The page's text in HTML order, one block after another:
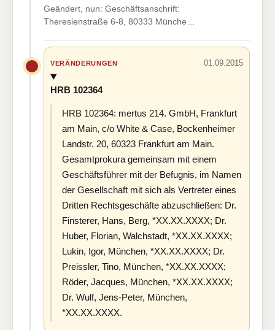
Geändert, nun: Geschäftsanschrift:
Theresienstraße 6-8, 80333 Münche…
VERÄNDERUNGEN 01.09.2015
HRB 102364
HRB 102364: mertus 214. GmbH, Frankfurt
am Main, c/o White & Case, Bockenheimer
Landstr. 20, 60323 Frankfurt am Main.
Gesamtprokura gemeinsam mit einem
Geschäftsführer mit der Befugnis, im Namen
der Gesellschaft mit sich als Vertreter eines
Dritten Rechtsgeschäfte abzuschließen: Dr.
Finsterer, Hans, Berg, *XX.XX.XXXX; Dr.
Huber, Florian, Walchstadt, *XX.XX.XXXX;
Lukin, Igor, München, *XX.XX.XXXX; Dr.
Preissler, Tino, München, *XX.XX.XXXX;
Röder, Jacques, München, *XX.XX.XXXX;
Dr. Wulf, Jens-Peter, München,
*XX.XX.XXXX.